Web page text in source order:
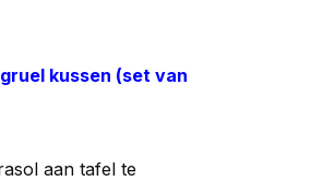
kussen (set van
aan tafel te